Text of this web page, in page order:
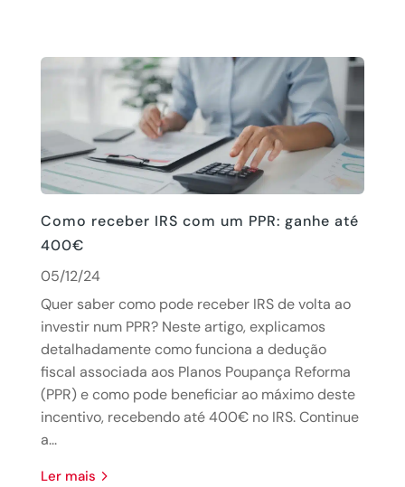
Como receber IRS com um PPR: ganhe até
400€
05/12/24
Quer saber como pode receber IRS de volta ao
investir num PPR? Neste artigo, explicamos
detalhadamente como funciona a dedução
fiscal associada aos Planos Poupança Reforma
(PPR) e como pode beneficiar ao máximo deste
incentivo, recebendo até 400€ no IRS. Continue
a...
Ler mais